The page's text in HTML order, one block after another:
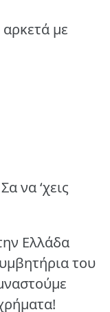
με
να ‘χεις
Ελλάδα
του